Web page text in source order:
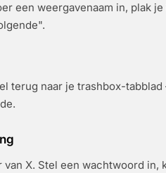
een weergavenaam in, plak
terug naar je trashbox-
X. Stel een wachtwoord in,